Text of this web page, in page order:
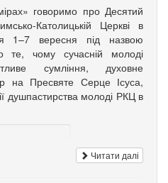
говоримо про Десятий
Католицькій Церкві в
1–7 вересня під назвою
чому сучасній молоді
сумління, духовне
на Пресвяте Серце Ісуса,
душпастирства молоді РКЦ в
Читати далі